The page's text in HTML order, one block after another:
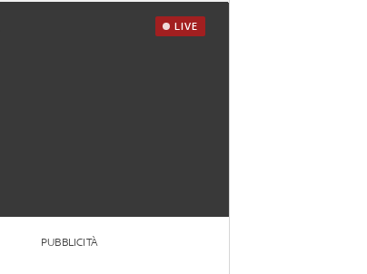
LIVE
PUBBLICITÀ